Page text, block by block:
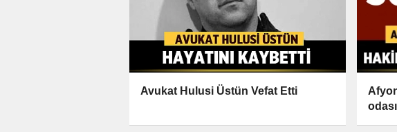
Avukat Hulusi Üstün Vefat Etti